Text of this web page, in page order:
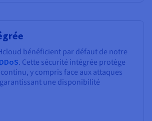
bénéficient par défaut de notre
. Cette sécurité intégrée protège
y compris face aux attaques
une disponibilité